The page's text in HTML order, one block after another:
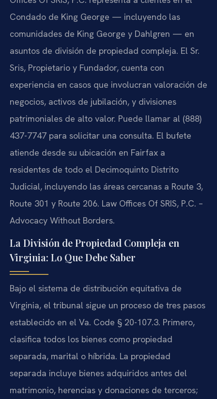
Condado de King George — incluyendo las
comunidades de King George y Dahlgren — en
asuntos de división de propiedad compleja. El Sr.
Sris, Propietario y Fundador, cuenta con
experiencia en casos que involucran valoración de
negocios, activos de jubilación, y divisiones
patrimoniales de alto valor. Puede llamar al (888)
437-7747 para solicitar una consulta. El bufete
atiende desde su ubicación en Fairfax a
residentes de todo el Decimoquinto Distrito
Judicial, incluyendo las áreas cercanas a Route 3,
Route 301 y Route 206. Law Offices Of SRIS, P.C. –
Advocacy Without Borders.
La División de Propiedad Compleja en
Virginia: Lo Que Debe Saber
Bajo el sistema de distribución equitativa de
Virginia, el tribunal sigue un proceso de tres pasos
establecido en el Va. Code § 20-107.3. Primero,
clasifica todos los bienes como propiedad
separada, marital o híbrida. La propiedad
separada incluye bienes adquiridos antes del
matrimonio, herencias y donaciones de terceros;